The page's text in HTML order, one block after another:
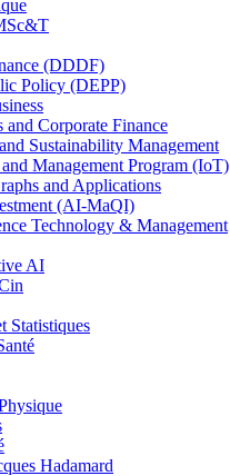
(DDDF)
Policy (DEPP)
Corporate Finance
Sustainability Management
Management Program (IoT)
and Applications
(AI-MaQI)
Technology & Management
AI
Statistiques
Hadamard